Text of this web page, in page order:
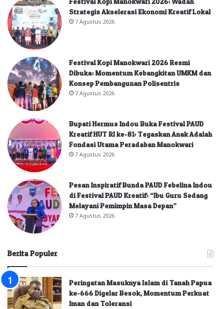
Strategis Akselerasi Ekonomi Kreatif Lokal
7 Agustus 2026
Festival Kopi Manokwari 2026 Resmi
Dibuka: Momentum Kebangkitan UMKM dan
Konsep Pembangunan Polisentris
7 Agustus 2026
Bupati Hermus Indou Buka Festival PAUD
Kreatif HUT RI ke-81: Tegaskan Anak Adalah
Fondasi Utama Peradaban Manokwari
7 Agustus 2026
Pesan Inspiratif Bunda PAUD Febelina Indou
di Festival PAUD Kreatif: “Ibu Guru Sedang
Melayani Pemimpin Masa Depan”
7 Agustus 2026
Berita Populer
Peringatan Masuknya Islam di Tanah Papua
ke-666 Digelar Besok, Momentum Perkuat
Iman dan Toleransi